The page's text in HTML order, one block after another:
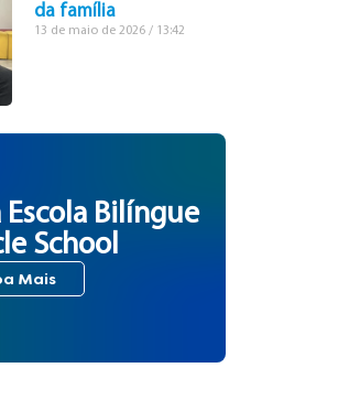
da família
13 de maio de 2026 13:42
Bilíngue
School
Mais